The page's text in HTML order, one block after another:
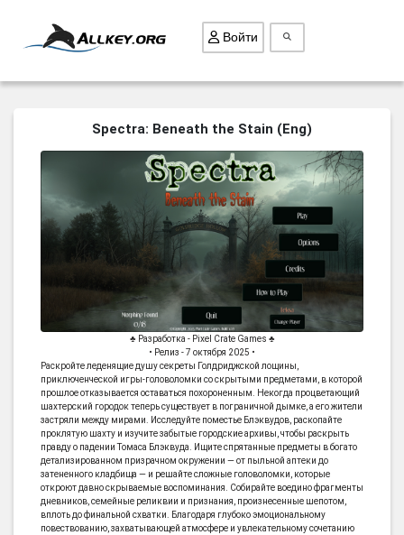
ВСЕ ИГРЫ
ПОИСК ПРЕДМЕТОВ
БИЗНЕС
ТРИ-В-РЯД
СТРАТЕГИИ
СТРЕЛЯЛКИ
КВЕСТ
КАК СКАЧАТЬ
НОВОСТИ
Войти
Spectra: Beneath the Stain (Eng)
♣ Разработка - Pixel Crate Games ♣
• Релиз - 7 октября 2025 •
Раскройте леденящие душу секреты Голдриджской лощины,
приключенческой игры-головоломки со скрытыми предметами, в которой
прошлое отказывается оставаться похороненным. Некогда процветающий
шахтерский городок теперь существует в пограничной дымке, а его жители
застряли между мирами. Исследуйте поместье Блэквудов, раскопайте
проклятую шахту и изучите забытые городские архивы, чтобы раскрыть
правду о падении Томаса Блэквуда. Ищите спрятанные предметы в богато
детализированном призрачном окружении — от пыльной аптеки до
затененного кладбища — и решайте сложные головоломки, которые
откроют давно скрываемые воспоминания. Собирайте воедино фрагменты
дневников, семейные реликвии и признания, произнесенные шепотом,
вплоть до финальной схватки. Благодаря глубоко эмоциональному
повествованию, захватывающей атмосфере и увлекательному сочетанию